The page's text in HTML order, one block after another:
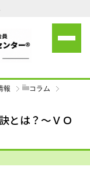
報 コラム
とは？～ＶＯ